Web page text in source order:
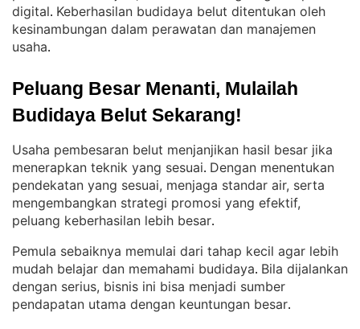
digital. Keberhasilan budidaya belut ditentukan oleh
kesinambungan dalam perawatan dan manajemen
usaha.
Peluang Besar Menanti, Mulailah
Budidaya Belut Sekarang!
Usaha pembesaran belut menjanjikan hasil besar jika
menerapkan teknik yang sesuai. Dengan menentukan
pendekatan yang sesuai, menjaga standar air, serta
mengembangkan strategi promosi yang efektif,
peluang keberhasilan lebih besar.
Pemula sebaiknya memulai dari tahap kecil agar lebih
mudah belajar dan memahami budidaya. Bila dijalankan
dengan serius, bisnis ini bisa menjadi sumber
pendapatan utama dengan keuntungan besar.